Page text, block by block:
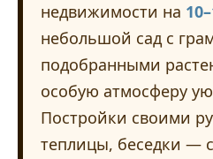
недвижимости на
небольшой сад с
подобранными
особую атмосферу
Постройки своими
теплицы, беседки —